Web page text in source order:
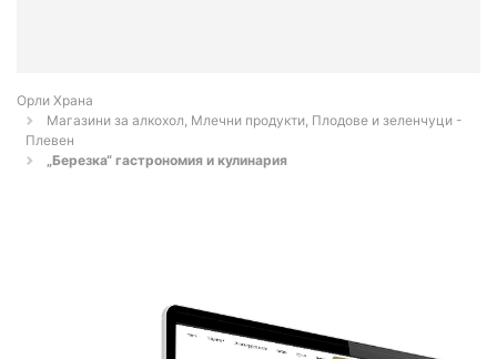
Орли Храна
Магазини за алкохол, Млечни продукти, Плодове и зеленчуци -
Плевен
„Березка“ гастрономия и кулинария